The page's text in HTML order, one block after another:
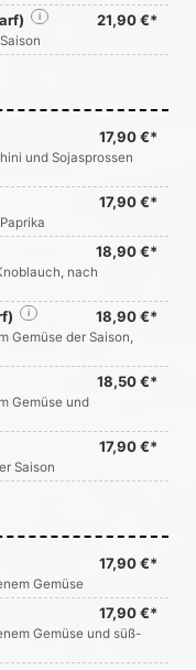
21,90 €*
i
17,90 €*
und Sojasprossen
17,90 €*
18,90 €*
nach
18,90 €*
i
Gemüse der Saison,
18,50 €*
Gemüse und
17,90 €*
Saison
17,90 €*
Gemüse
17,90 €*
Gemüse und süß-